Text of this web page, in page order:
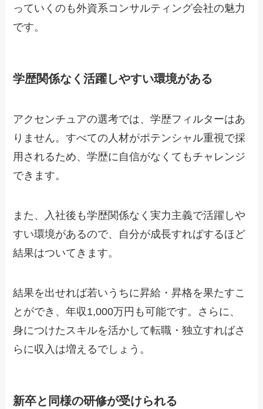
っていくのも外資系コンサルティング会社の魅力
です。
学歴関係なく活躍しやすい環境がある
アクセンチュアの選考では、学歴フィルターはあ
りません。すべての人材がポテンシャル重視で採
用されるため、学歴に自信がなくてもチャレンジ
できます。
また、入社後も学歴関係なく実力主義で活躍しや
すい環境があるので、自分が成長すればするほど
結果はついてきます。
結果を出せれば若いうちに昇給・昇格を果たすこ
とができ、年収1,000万円も可能です。さらに、
身につけたスキルを活かして転職・独立すればさ
らに収入は増えるでしょう。
新卒と同様の研修が受けられる